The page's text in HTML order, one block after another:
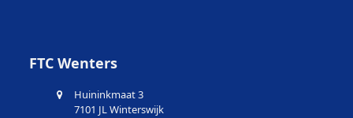
FTC Wenters
Huininkmaat 3
7101 JL Winterswijk